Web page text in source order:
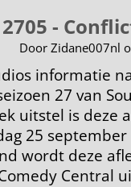
-
Door Zidane007nl
informatie
27 van
uitstel is deze
25
wordt deze
Central